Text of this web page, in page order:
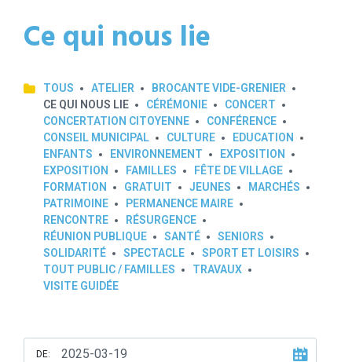
Ce qui nous lie
TOUS ATELIER
BROCANTE VIDE-GRENIER
CE QUI NOUS LIE
CÉRÉMONIE
CONCERT
CONCERTATION CITOYENNE
CONFÉRENCE
CONSEIL MUNICIPAL
CULTURE
EDUCATION
ENFANTS
ENVIRONNEMENT
EXPOSITION
EXPOSITION
FAMILLES
FÊTE DE VILLAGE
FORMATION
GRATUIT JEUNES
MARCHÉS
PATRIMOINE
PERMANENCE MAIRE
RENCONTRE
RÉSURGENCE
RÉUNION PUBLIQUE
SANTÉ
SENIORS
SOLIDARITÉ
SPECTACLE
SPORT ET LOISIRS
TOUT PUBLIC / FAMILLES
TRAVAUX
VISITE GUIDÉE
DE: